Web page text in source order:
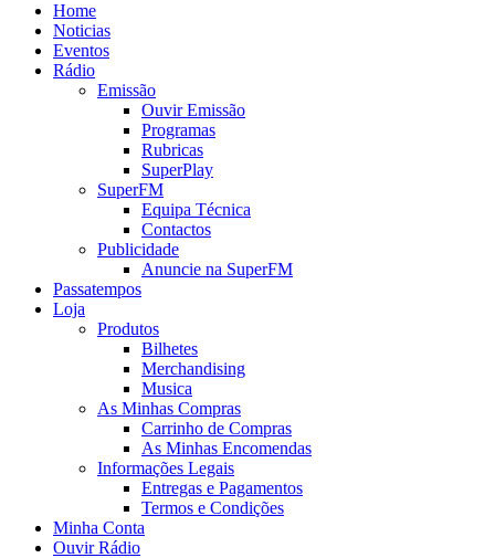
Home
Noticias
Eventos
Rádio
Emissão
Ouvir Emissão
Programas
Rubricas
SuperPlay
SuperFM
Equipa Técnica
Contactos
Publicidade
Anuncie na SuperFM
Passatempos
Loja
Produtos
Bilhetes
Merchandising
Musica
As Minhas Compras
Carrinho de Compras
As Minhas Encomendas
Informações Legais
Entregas e Pagamentos
Termos e Condições
Minha Conta
Ouvir Rádio